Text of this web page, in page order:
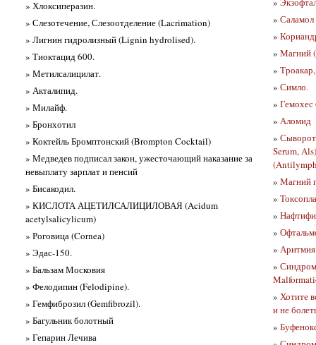
» Хлоксиперазин.
» Слезотечение, Слезоотделение (Lacrimation)
» Лигнин гидролизный (Lignin hydrolised).
» Тиоктацид 600.
» Метилсалицилат.
» Акталипид.
» Милайф.
» Бронхотил
» Коктейль Бромптонский (Brompton Cocktail)
» Медведев подписал закон, ужесточающий наказание за
невыплату зарплат и пенсий
» Бисакодил.
» КИСЛОТА АЦЕТИЛСАЛИЦИЛОВАЯ (Acidum
acetylsalicylicum)
» Роговица (Cornea)
» Эдас-150.
» Бальзам Московия
» Фелодипин (Felodipine).
» Гемфиброзил (Gemfibrozil).
» Багульник болотный
» Гепарин Лечива
» Саламол
»
» Магний
»
» Симло.
» Гемохес
» Аломид
»
Serum,
» Магний
»
»
»
» Аритмия
»
» Хотите
и не
»